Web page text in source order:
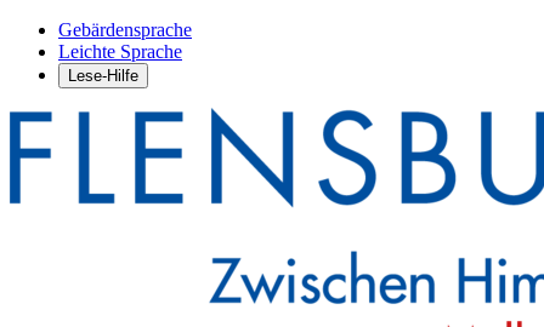
Gebärdensprache
Leichte Sprache
Lese-Hilfe